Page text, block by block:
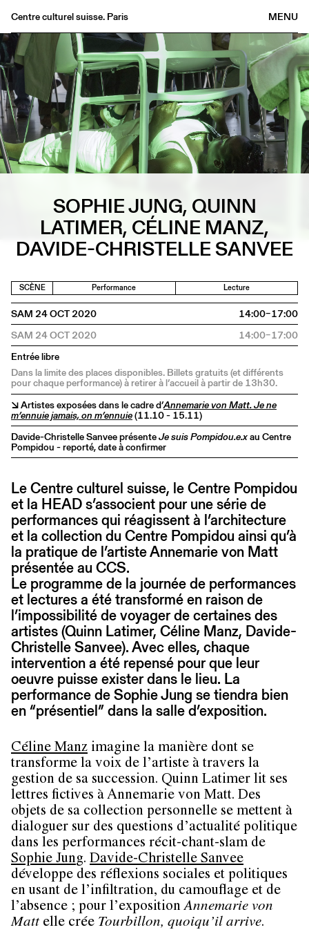
MENU
Centre culturel suisse. Paris
Agenda
Librairie
Buvette
Archives
Médiathèque
Éditions
Informations
SOPHIE JUNG, QUINN
LATIMER, CÉLINE MANZ,
DAVIDE-CHRISTELLE SANVEE
SCÈNE Performance Lecture
SAM 24 OCT 2020
14:00–17:00
SAM 24 OCT 2020
14:00–17:00
Entrée libre
Dans la limite des places disponibles. Billets gratuits (et différents
pour chaque performance) à retirer à l’accueil à partir de 13h30.
↘ Artistes exposées dans le cadre d’Annemarie von Matt. Je ne
m’ennuie jamais, on m’ennuie(11.10 - 15.11)
Davide-Christelle Sanvee présenteJe suis Pompidou.e.xau Centre
Pompidou - reporté, date à confirmer
Le Centre culturel suisse, le Centre Pompidou
et la HEAD s’associent pour une série de
performances qui réagissent à l’architecture
et la collection du Centre Pompidou ainsi qu’à
la pratique de l’artiste Annemarie von Matt
présentée au CCS.
Le programme de la journée de performances
et lectures a été transformé en raison de
l’impossibilité de voyager de certaines des
artistes (Quinn Latimer, Céline Manz, Davide-
Christelle Sanvee). Avec elles, chaque
intervention a été repensé pour que leur
oeuvre puisse exister dans le lieu. La
performance de Sophie Jung se tiendra bien
en “présentiel” dans la salle d’exposition.
Céline Manz imagine la manière dont se
transforme la voix de l’artiste à travers la
gestion de sa succession. Quinn Latimer lit ses
lettres fictives à Annemarie von Matt. Des
objets de sa collection personnelle se mettent à
dialoguer sur des questions d’actualité politique
dans les performances récit-chant-slam de
Sophie Jung. Davide-Christelle Sanvee
développe des réflexions sociales et politiques
en usant de l’infiltration, du camouflage et de
l’absence ; pour l’expositionAnnemarie von
Mattelle crée Tourbillon, quoiqu’il arrive.